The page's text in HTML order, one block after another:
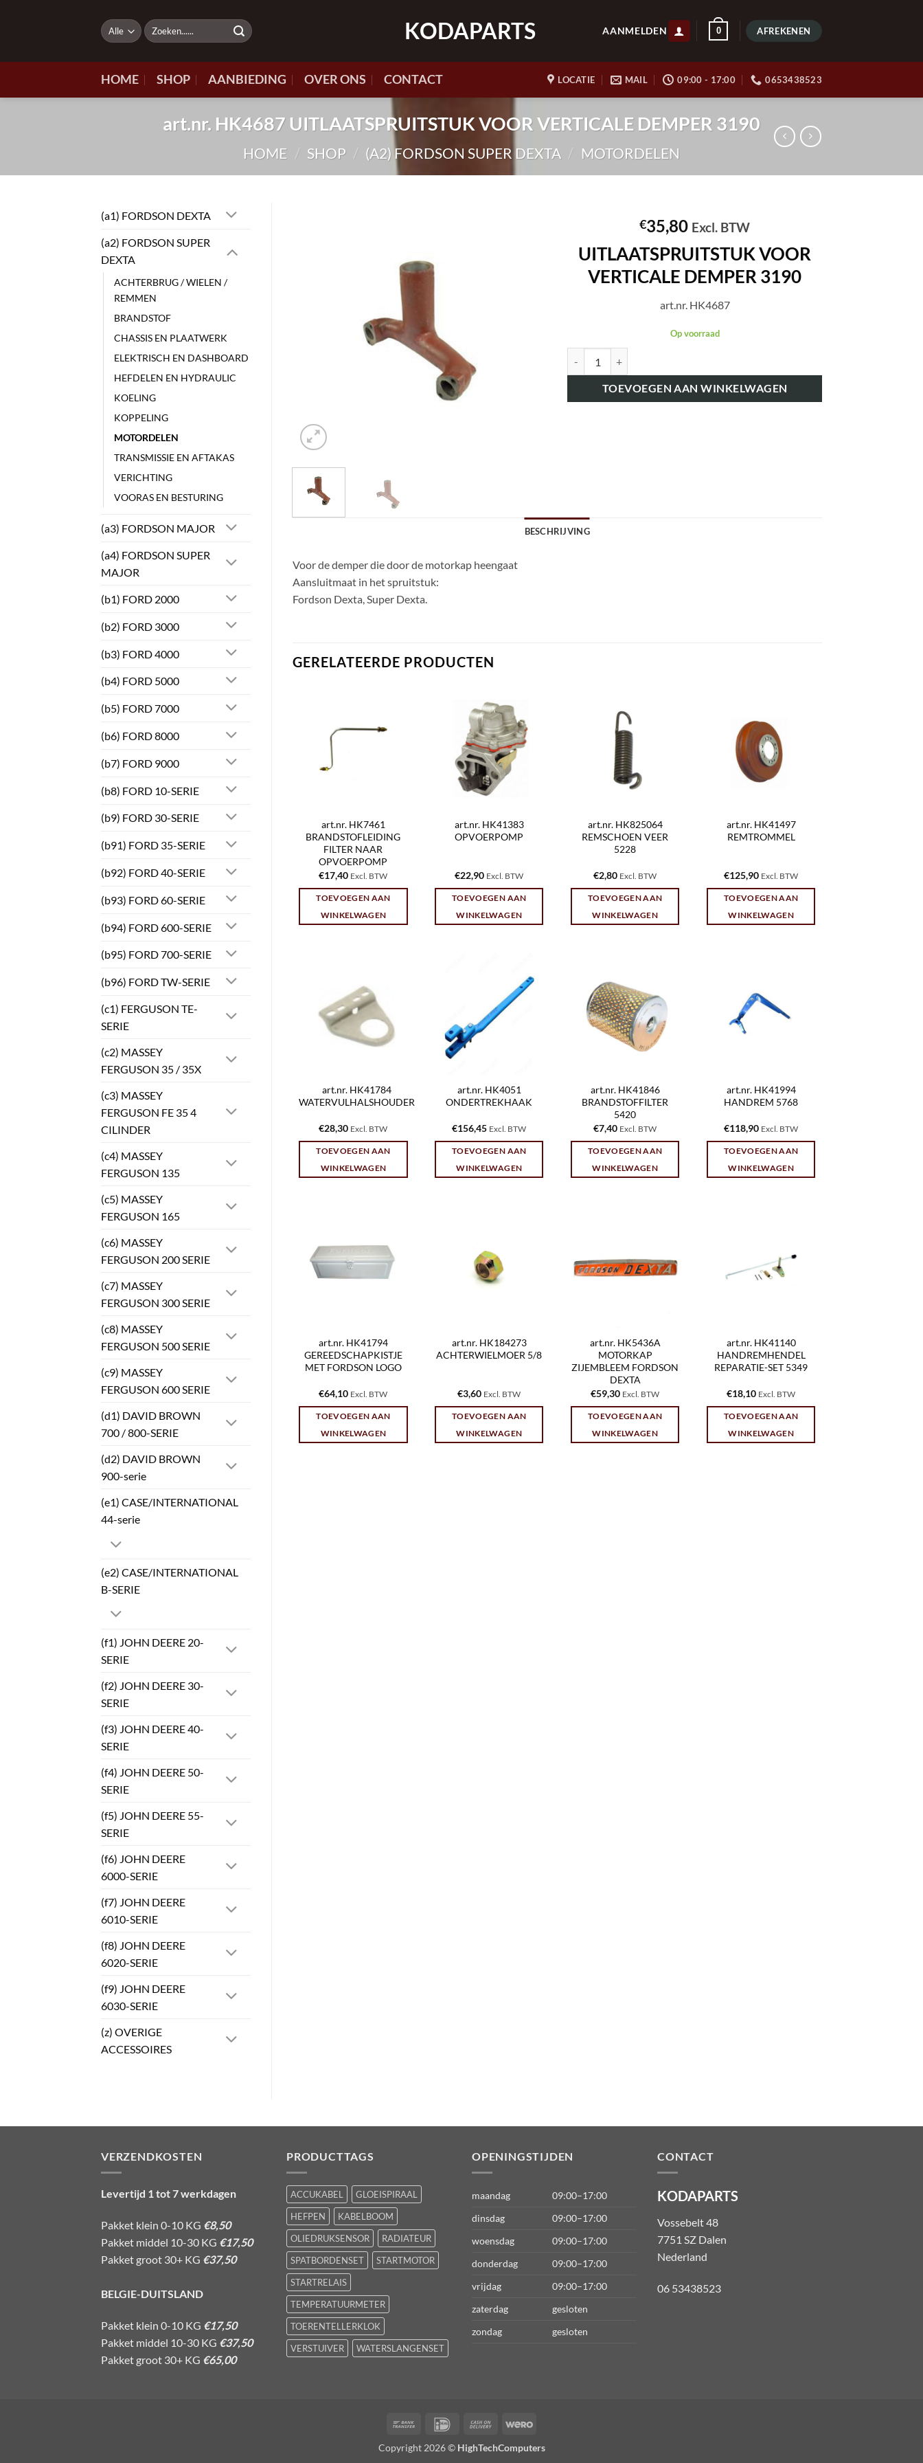
KODAPARTS
Zoeken
naar:
AANMELDEN 0 AFREKENEN
HOME SHOP AANBIEDING OVER ONS CONTACT LOCATIE MAIL 09:00 - 17:00 0653438523
art.nr. HK4687 UITLAATSPRUITSTUK VOOR VERTICALE DEMPER 3190
HOME / SHOP / (A2) FORDSON SUPER DEXTA / MOTORDELEN
(a1) FORDSON DEXTA
(a2) FORDSON SUPER
DEXTA
ACHTERBRUG / WIELEN /
REMMEN
BRANDSTOF
CHASSIS EN PLAATWERK
ELEKTRISCH EN DASHBOARD
HEFDELEN EN HYDRAULIC
KOELING
KOPPELING
MOTORDELEN
TRANSMISSIE EN AFTAKAS
VERICHTING
VOORAS EN BESTURING
(a3) FORDSON MAJOR
(a4) FORDSON SUPER
MAJOR
(b1) FORD 2000
(b2) FORD 3000
(b3) FORD 4000
(b4) FORD 5000
(b5) FORD 7000
(b6) FORD 8000
(b7) FORD 9000
(b8) FORD 10-SERIE
(b9) FORD 30-SERIE
(b91) FORD 35-SERIE
(b92) FORD 40-SERIE
(b93) FORD 60-SERIE
(b94) FORD 600-SERIE
(b95) FORD 700-SERIE
(b96) FORD TW-SERIE
(c1) FERGUSON TE-
SERIE
(c2) MASSEY
FERGUSON 35 / 35X
(c3) MASSEY
FERGUSON FE 35 4
CILINDER
(c4) MASSEY
FERGUSON 135
(c5) MASSEY
FERGUSON 165
(c6) MASSEY
FERGUSON 200 SERIE
(c7) MASSEY
FERGUSON 300 SERIE
(c8) MASSEY
FERGUSON 500 SERIE
(c9) MASSEY
FERGUSON 600 SERIE
(d1) DAVID BROWN
700 / 800-SERIE
(d2) DAVID BROWN
900-serie
(e1) CASE/INTERNATIONAL
44-serie
(e2) CASE/INTERNATIONAL
B-SERIE
(f1) JOHN DEERE 20-
SERIE
(f2) JOHN DEERE 30-
SERIE
(f3) JOHN DEERE 40-
SERIE
(f4) JOHN DEERE 50-
SERIE
(f5) JOHN DEERE 55-
SERIE
(f6) JOHN DEERE
6000-SERIE
(f7) JOHN DEERE
6010-SERIE
(f8) JOHN DEERE
6020-SERIE
(f9) JOHN DEERE
6030-SERIE
(z) OVERIGE
ACCESSOIRES
€35,80 Excl. BTW
UITLAATSPRUITSTUK VOOR
VERTICALE DEMPER 3190
art.nr. HK4687
Op voorraad
TOEVOEGEN AAN WINKELWAGEN
BESCHRIJVING
Voor de demper die door de motorkap heengaat
Aansluitmaat in het spruitstuk:
Fordson Dexta, Super Dexta.
GERELATEERDE PRODUCTEN
art.nr. HK7461
BRANDSTOFLEIDING
FILTER NAAR
OPVOERPOMP
€17,40 Excl. BTW
TOEVOEGEN AAN
WINKELWAGEN
art.nr. HK41383
OPVOERPOMP
€22,90 Excl. BTW
TOEVOEGEN AAN
WINKELWAGEN
art.nr. HK825064
REMSCHOEN VEER
5228
€2,80 Excl. BTW
TOEVOEGEN AAN
WINKELWAGEN
art.nr. HK41497
REMTROMMEL
€125,90 Excl. BTW
TOEVOEGEN AAN
WINKELWAGEN
art.nr. HK41784
WATERVULHALSHOUDER
€28,30 Excl. BTW
TOEVOEGEN AAN
WINKELWAGEN
art.nr. HK4051
ONDERTREKHAAK
€156,45 Excl. BTW
TOEVOEGEN AAN
WINKELWAGEN
art.nr. HK41846
BRANDSTOFFILTER
5420
€7,40 Excl. BTW
TOEVOEGEN AAN
WINKELWAGEN
art.nr. HK41994
HANDREM 5768
€118,90 Excl. BTW
TOEVOEGEN AAN
WINKELWAGEN
art.nr. HK41794
GEREEDSCHAPKISTJE
MET FORDSON LOGO
€64,10 Excl. BTW
TOEVOEGEN AAN
WINKELWAGEN
art.nr. HK184273
ACHTERWIELMOER 5/8
€3,60 Excl. BTW
TOEVOEGEN AAN
WINKELWAGEN
art.nr. HK5436A
MOTORKAP
ZIJEMBLEEM FORDSON
DEXTA
€59,30 Excl. BTW
TOEVOEGEN AAN
WINKELWAGEN
art.nr. HK41140
HANDREMHENDEL
REPARATIE-SET 5349
€18,10 Excl. BTW
TOEVOEGEN AAN
WINKELWAGEN
VERZENDKOSTEN
Levertijd 1 tot 7 werkdagen
Pakket klein 0-10 KG €8,50
Pakket middel 10-30 KG €17,50
Pakket groot 30+ KG €37,50
BELGIE-DUITSLAND
Pakket klein 0-10 KG €17,50
Pakket middel 10-30 KG €37,50
Pakket groot 30+ KG €65,00
PRODUCTTAGS
ACCUKABEL
GLOEISPIRAAL
HEFPEN
KABELBOOM
OLIEDRUKSENSOR
RADIATEUR
SPATBORDENSET
STARTMOTOR
STARTRELAIS
TEMPERATUURMETER
TOERENTELLERKLOK
VERSTUIVER
WATERSLANGENSET
OPENINGSTIJDEN
maandag
09:00–17:00
dinsdag
09:00–17:00
woensdag
09:00–17:00
donderdag
09:00–17:00
vrijdag
09:00–17:00
zaterdag
gesloten
zondag
gesloten
CONTACT
KODAPARTS
Vossebelt 48
7751 SZ Dalen
Nederland
06 53438523
Bank
IDeal
Cash
Delivery
Wero
Copyright 2026 © HighTechComputers